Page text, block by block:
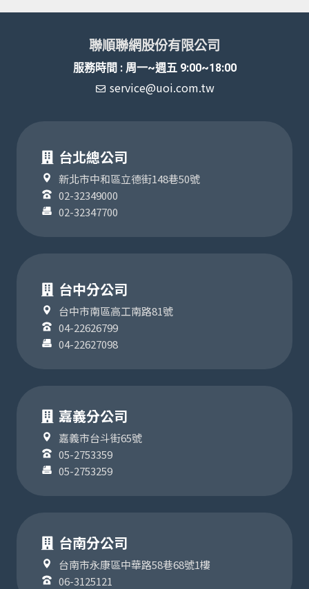
聯順聯網股份有限公司
服務時間 : 周一~週五 9:00~18:00
service@uoi.com.tw
台北總公司
新北市中和區立德街148巷50號
02-32349000
02-32347700
台中分公司
台中市南區高工南路81號
04-22626799
04-22627098
嘉義分公司
嘉義市台斗街65號
05-2753359
05-2753259
台南分公司
台南市永康區中華路58巷68號1樓
06-3125121